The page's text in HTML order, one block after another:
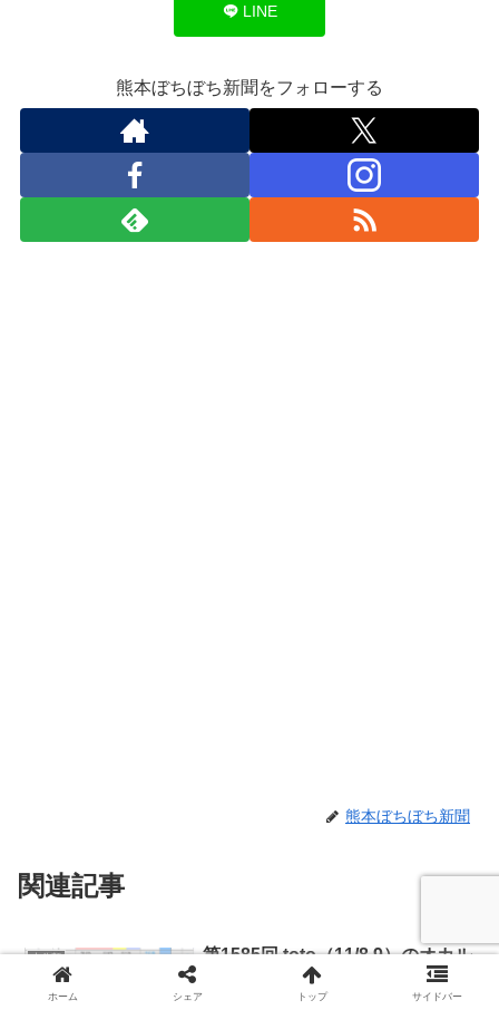
LINE
熊本ぼちぼち新聞をフォローする
熊本ぼちぼち新聞
関連記事
未分類
第1585回 toto（11/8,9）のオカル
ト予想 「【J1第36節（対象10試
合）】広島は浦和に、京都はマリ
ホーム シェア トップ サイドバー